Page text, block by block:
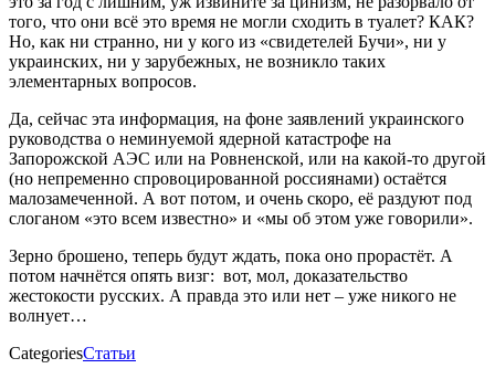
того, что они всё это время не могли сходить в туалет? КАК?
Но, как ни странно, ни у кого из «свидетелей Бучи», ни у
украинских, ни у зарубежных, не возникло таких
элементарных вопросов.
Да, сейчас эта информация, на фоне заявлений украинского
руководства о неминуемой ядерной катастрофе на
Запорожской АЭС или на Ровненской, или на какой-то другой
(но непременно спровоцированной россиянами) остаётся
малозамеченной. А вот потом, и очень скоро, её раздуют под
слоганом «это всем известно» и «мы об этом уже говорили».
Зерно брошено, теперь будут ждать, пока оно прорастёт. А
потом начнётся опять визг: вот, мол, доказательство
жестокости русских. А правда это или нет – уже никого не
волнует…
CategoriesСтатьи